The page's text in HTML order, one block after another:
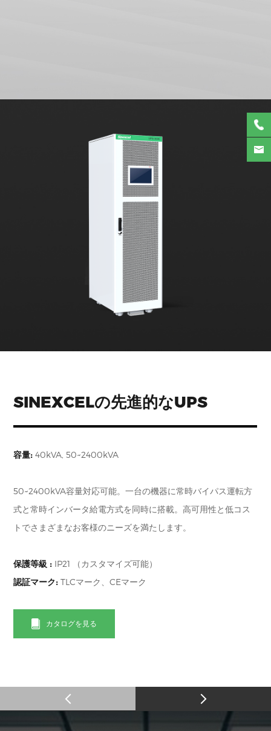
SINEXCELの先進的なUPS
容量: 40kVA, 50~2400kVA
50~2400kVA容量対応可能。一台の機器に常時バイパス運転方
式と常時インバータ給電方式を同時に搭載。高可用性と低コス
トでさまざまなお客様のニーズを満たします。
保護等級 : IP21 （カスタマイズ可能）
認証マーク:TLCマーク、CEマーク
カタログを見る